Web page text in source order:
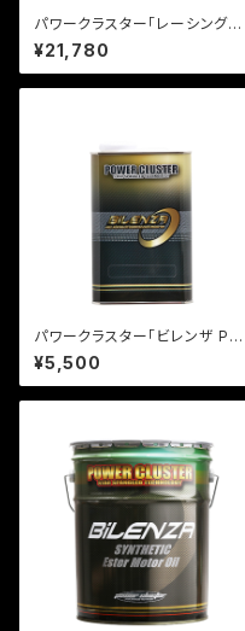
パワークラスター「レーシング」4
L
¥21,780
パワークラスター「ビレンザ Pro
漆黒」1L
¥5,500